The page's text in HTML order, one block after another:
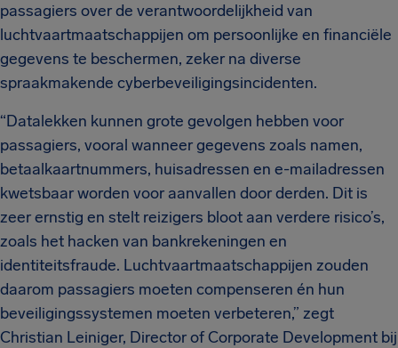
passagiers over de verantwoordelijkheid van
luchtvaartmaatschappijen om persoonlijke en financiële
gegevens te beschermen, zeker na diverse
spraakmakende cyberbeveiligingsincidenten.
“Datalekken kunnen grote gevolgen hebben voor
passagiers, vooral wanneer gegevens zoals namen,
betaalkaartnummers, huisadressen en e-mailadressen
kwetsbaar worden voor aanvallen door derden. Dit is
zeer ernstig en stelt reizigers bloot aan verdere risico’s,
zoals het hacken van bankrekeningen en
identiteitsfraude. Luchtvaartmaatschappijen zouden
daarom passagiers moeten compenseren én hun
beveiligingssystemen moeten verbeteren,” zegt
Christian Leiniger, Director of Corporate Development bij